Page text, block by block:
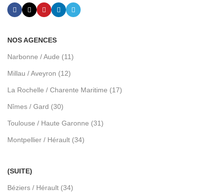
NOS AGENCES
Narbonne / Aude (11)
Millau / Aveyron (12)
La Rochelle / Charente Maritime (17)
Nîmes / Gard (30)
Toulouse / Haute Garonne (31)
Montpellier / Hérault (34)
(SUITE)
Béziers / Hérault (34)